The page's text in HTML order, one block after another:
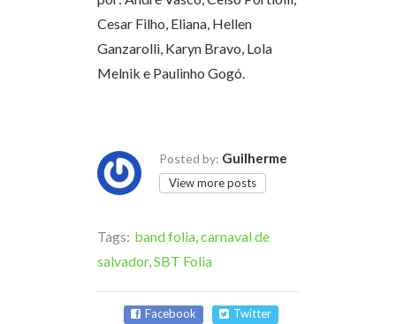
Cesar Filho, Eliana, Hellen
Ganzarolli, Karyn Bravo, Lola
Melnik e Paulinho Gogó.
Posted by: Guilherme
View more posts
Tags: band folia carnaval de
salvador, SBT Folia
Facebook Twitter